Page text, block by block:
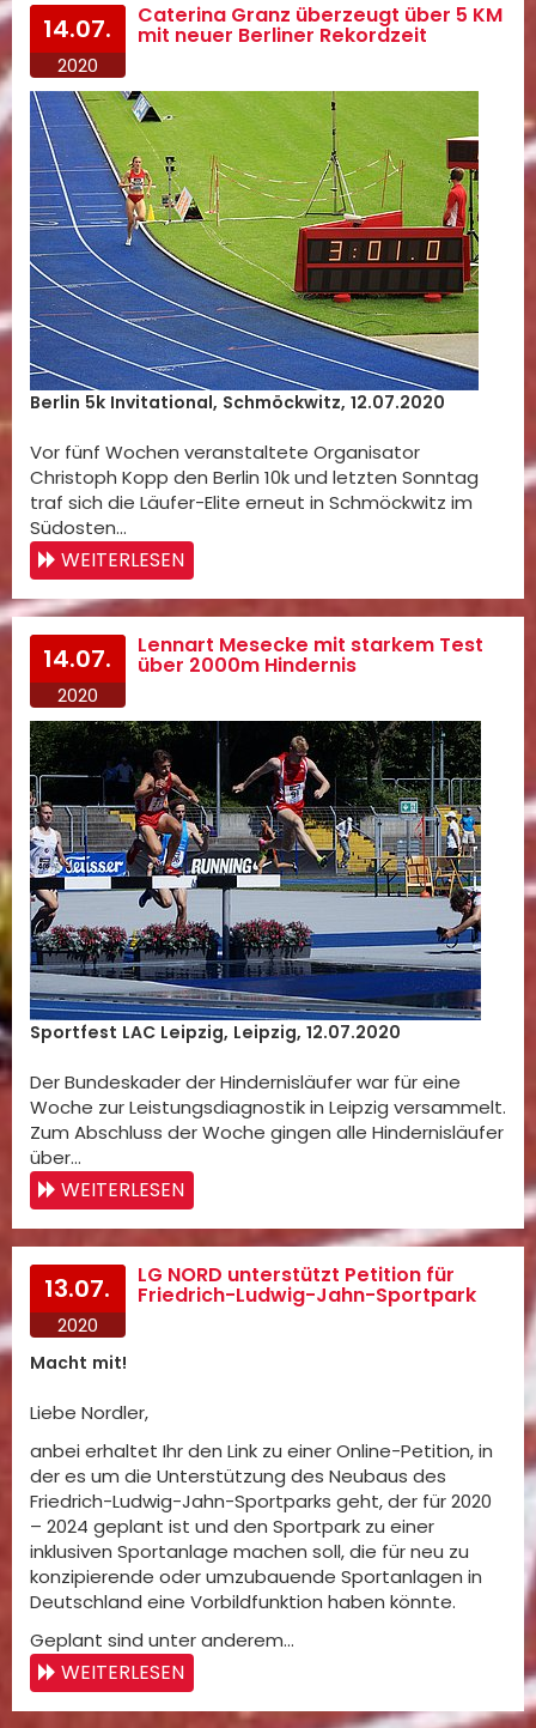
14.07.
2020
Caterina Granz überzeugt über 5 KM
mit neuer Berliner Rekordzeit
Berlin 5k Invitational, Schmöckwitz, 12.07.2020
Vor fünf Wochen veranstaltete Organisator
Christoph Kopp den Berlin 10k und letzten Sonntag
traf sich die Läufer-Elite erneut in Schmöckwitz im
Südosten…
WEITERLESEN
14.07.
2020
Lennart Mesecke mit starkem Test
über 2000m Hindernis
Sportfest LAC Leipzig, Leipzig, 12.07.2020
Der Bundeskader der Hindernisläufer war für eine
Woche zur Leistungsdiagnostik in Leipzig versammelt.
Zum Abschluss der Woche gingen alle Hindernisläufer
über…
WEITERLESEN
13.07.
2020
LG NORD unterstützt Petition für
Friedrich-Ludwig-Jahn-Sportpark
Macht mit!
Liebe Nordler,
anbei erhaltet Ihr den Link zu einer Online-Petition, in
der es um die Unterstützung des Neubaus des
Friedrich-Ludwig-Jahn-Sportparks geht, der für 2020
– 2024 geplant ist und den Sportpark zu einer
inklusiven Sportanlage machen soll, die für neu zu
konzipierende oder umzubauende Sportanlagen in
Deutschland eine Vorbildfunktion haben könnte.
Geplant sind unter anderem…
WEITERLESEN